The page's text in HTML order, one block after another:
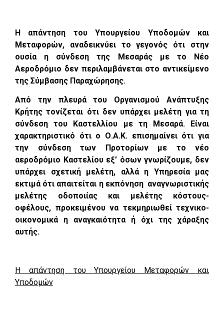
Η απάντηση του Υπουργείου Υποδομών και
Μεταφορών, αναδεικνύει το γεγονός ότι στην
ουσία η σύνδεση της Μεσαράς με το Νέο
Αεροδρόμιο δεν περιλαμβάνεται στο αντικείμενο
της Σύμβασης Παραχώρησης.
Από την πλευρά του Οργανισμού Ανάπτυξης
Κρήτης τονίζεται ότι δεν υπάρχει μελέτη για τη
σύνδεση του Καστελλίου με τη Μεσαρά. Είναι
χαρακτηριστικό ότι ο Ο.Α.Κ. επισημαίνει ότι για
την σύνδεση των Προτορίων με το νέο
αεροδρόμιο Καστελίου εξ’ όσων γνωρίζουμε, δεν
υπάρχει σχετική μελέτη, αλλά η Υπηρεσία μας
εκτιμά ότι απαιτείται η εκπόνηση αναγνωριστικής
μελέτης οδοποιίας και μελέτης κόστους-
οφέλους, προκειμένου να τεκμηριωθεί τεχνικο-
οικονομικά η αναγκαιότητα ή όχι της χάραξης
αυτής.
Η απάντηση του Υπουργείου Μεταφορών και
Υποδομών